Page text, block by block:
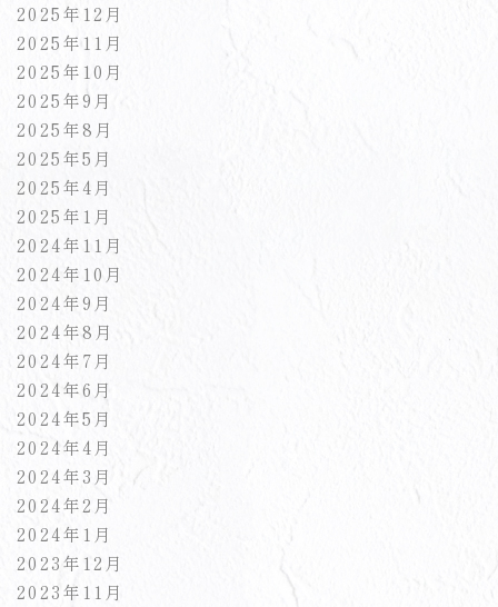
2025年12月
2025年11月
2025年10月
2025年9月
2025年8月
2025年5月
2025年4月
2025年1月
2024年11月
2024年10月
2024年9月
2024年8月
2024年7月
2024年6月
2024年5月
2024年4月
2024年3月
2024年2月
2024年1月
2023年12月
2023年11月